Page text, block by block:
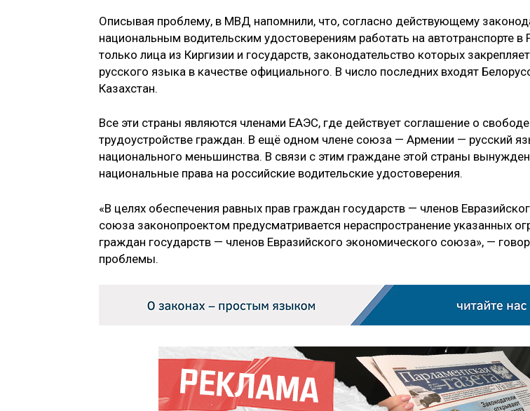
Описывая проблему, в МВД напомнили, что, согласно действующему
национальным водительским удостоверениям работать на автотранспорте в
только лица из Киргизии и государств, законодательство которых
русского языка в качестве официального. В число последних входят
Казахстан.
Все эти страны являются членами ЕАЭС, где действует соглашение о
трудоустройстве граждан. В ещё одном члене союза — Армении — русский
национального меньшинства. В связи с этим граждане этой страны
национальные права на российские водительские удостоверения.
«В целях обеспечения равных прав граждан государств — членов
союза законопроектом предусматривается нераспространение указанных
граждан государств — членов Евразийского экономического союза», —
проблемы.